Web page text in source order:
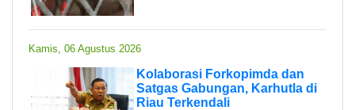
Kamis, 06 Agustus 2026
Kolaborasi Forkopimda dan
Satgas Gabungan, Karhutla di
Riau Terkendali